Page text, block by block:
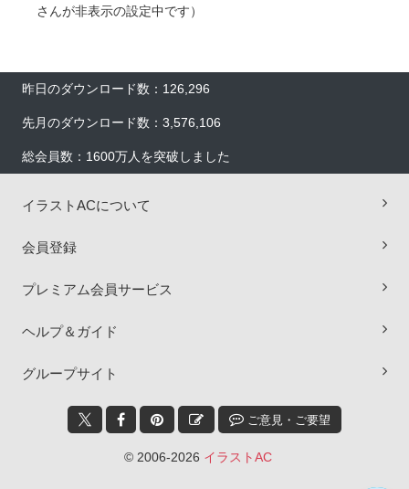
さんが非表示の設定中です）
昨日のダウンロード数：126,296
先月のダウンロード数：3,576,106
総会員数：1600万人を突破しました
イラストACについて
会員登録
プレミアム会員サービス
ヘルプ＆ガイド
グループサイト
ご意見・ご要望
© 2006-2026 イラストAC